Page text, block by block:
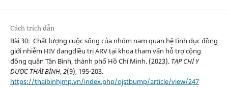
Cách trích dẫn
Bài 30: Chất lượng cuộc sống của nhóm nam quan hệ tình dục đồng
giới nhiễm HIV đangđiều trị ARV tại khoa tham vấn hỗ trợ cộng
đồng quận Tân Bình, thành phố Hồ Chí Minh. (2023). TẠP CHÍ Y
DƯỢC THÁI BÌNH,2(9), 195-203.
https://thaibinhjmp.vn/index.php/ojstbump/article/view/247